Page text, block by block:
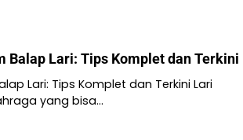
Balap Lari: Tips Komplet dan Terkini
Lari: Tips Komplet dan Terkini Lari
yang bisa…